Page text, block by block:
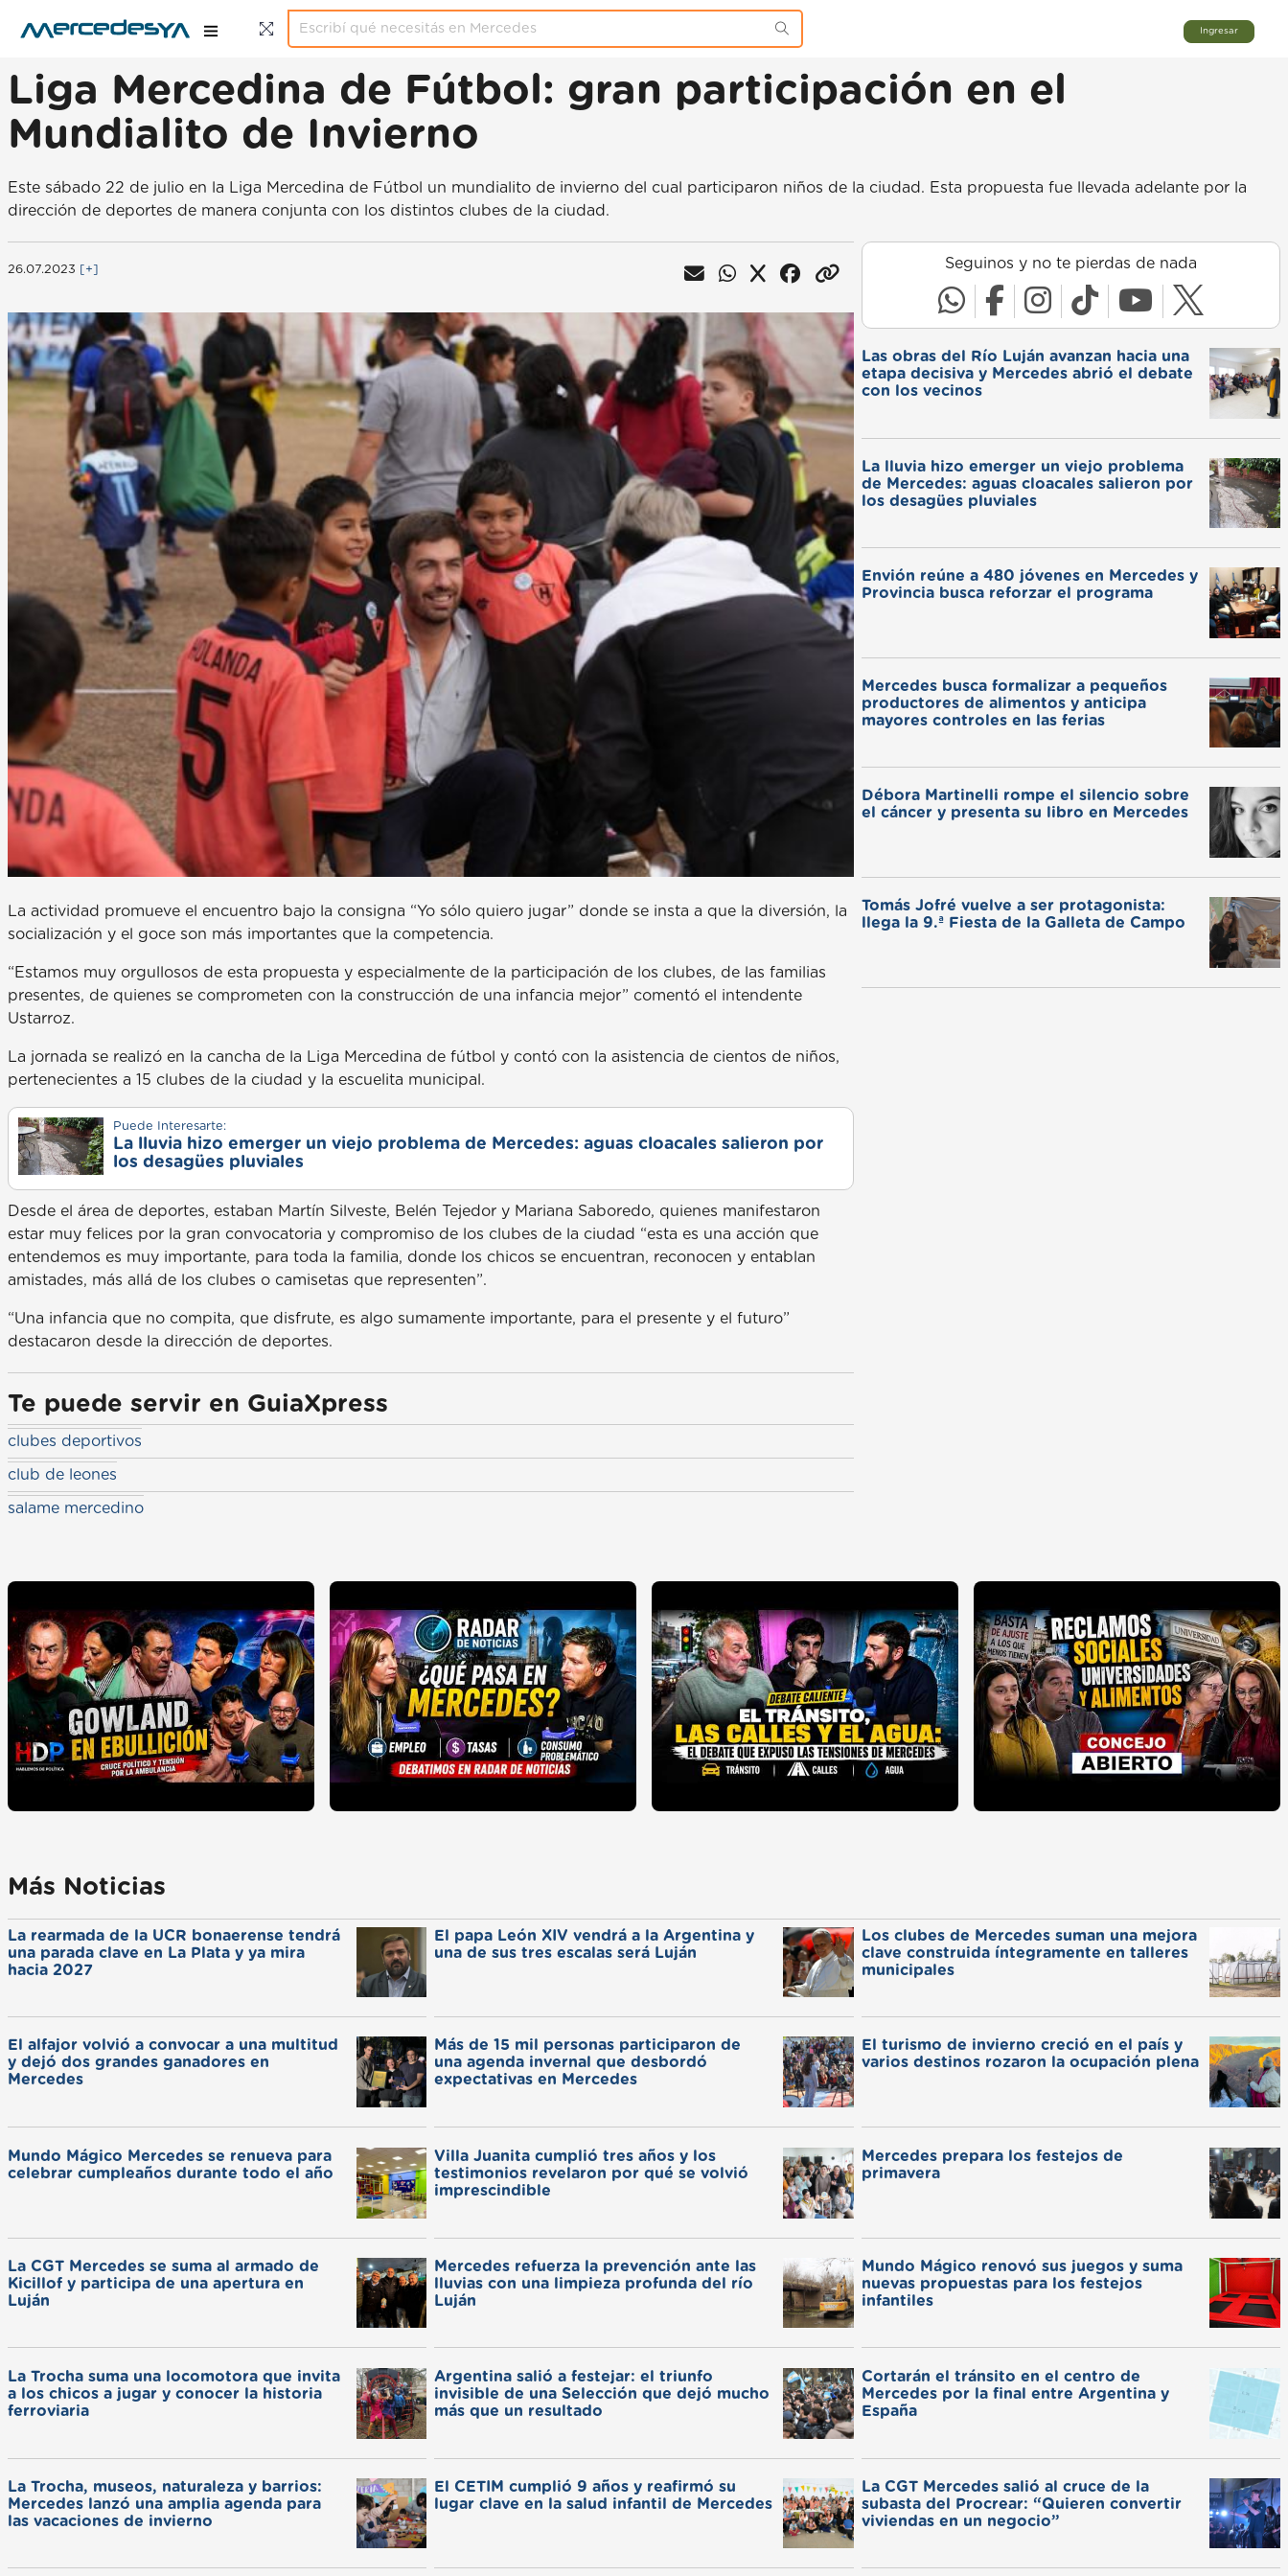
Ingresar
Liga Mercedina de Fútbol: gran participación en el
Mundialito de Invierno
Este sábado 22 de julio en la Liga Mercedina de Fútbol un mundialito de invierno del cual participaron niños de la ciudad. Esta propuesta fue llevada adelante por la
dirección de deportes de manera conjunta con los distintos clubes de la ciudad.
26.07.2023 [+]
La actividad promueve el encuentro bajo la consigna “Yo sólo quiero jugar” donde se insta a que la diversión, la
socialización y el goce son más importantes que la competencia.
“Estamos muy orgullosos de esta propuesta y especialmente de la participación de los clubes, de las familias
presentes, de quienes se comprometen con la construcción de una infancia mejor” comentó el intendente
Ustarroz.
La jornada se realizó en la cancha de la Liga Mercedina de fútbol y contó con la asistencia de cientos de niños,
pertenecientes a 15 clubes de la ciudad y la escuelita municipal.
Puede Interesarte:
La lluvia hizo emerger un viejo problema de Mercedes: aguas cloacales salieron por
los desagües pluviales
Desde el área de deportes, estaban Martín Silveste, Belén Tejedor y Mariana Saboredo, quienes manifestaron
estar muy felices por la gran convocatoria y compromiso de los clubes de la ciudad “esta es una acción que
entendemos es muy importante, para toda la familia, donde los chicos se encuentran, reconocen y entablan
amistades, más allá de los clubes o camisetas que representen”.
“Una infancia que no compita, que disfrute, es algo sumamente importante, para el presente y el futuro”
destacaron desde la dirección de deportes.
Te puede servir en GuiaXpress
clubes deportivos
club de leones
salame mercedino
Seguinos y no te pierdas de nada
Las obras del Río Luján avanzan hacia una
etapa decisiva y Mercedes abrió el debate
con los vecinos
La lluvia hizo emerger un viejo problema
de Mercedes: aguas cloacales salieron por
los desagües pluviales
Envión reúne a 480 jóvenes en Mercedes y
Provincia busca reforzar el programa
Mercedes busca formalizar a pequeños
productores de alimentos y anticipa
mayores controles en las ferias
Débora Martinelli rompe el silencio sobre
el cáncer y presenta su libro en Mercedes
Tomás Jofré vuelve a ser protagonista:
llega la 9.ª Fiesta de la Galleta de Campo
Más Noticias
La rearmada de la UCR bonaerense tendrá
una parada clave en La Plata y ya mira
hacia 2027
El papa León XIV vendrá a la Argentina y
una de sus tres escalas será Luján
Los clubes de Mercedes suman una mejora
clave construida íntegramente en talleres
municipales
El alfajor volvió a convocar a una multitud
y dejó dos grandes ganadores en
Mercedes
Más de 15 mil personas participaron de
una agenda invernal que desbordó
expectativas en Mercedes
El turismo de invierno creció en el país y
varios destinos rozaron la ocupación plena
Mundo Mágico Mercedes se renueva para
celebrar cumpleaños durante todo el año
Villa Juanita cumplió tres años y los
testimonios revelaron por qué se volvió
imprescindible
Mercedes prepara los festejos de
primavera
La CGT Mercedes se suma al armado de
Kicillof y participa de una apertura en
Luján
Mercedes refuerza la prevención ante las
lluvias con una limpieza profunda del río
Luján
Mundo Mágico renovó sus juegos y suma
nuevas propuestas para los festejos
infantiles
La Trocha suma una locomotora que invita
a los chicos a jugar y conocer la historia
ferroviaria
Argentina salió a festejar: el triunfo
invisible de una Selección que dejó mucho
más que un resultado
Cortarán el tránsito en el centro de
Mercedes por la final entre Argentina y
España
La Trocha, museos, naturaleza y barrios:
Mercedes lanzó una amplia agenda para
las vacaciones de invierno
El CETIM cumplió 9 años y reafirmó su
lugar clave en la salud infantil de Mercedes
La CGT Mercedes salió al cruce de la
subasta del Procrear: “Quieren convertir
viviendas en un negocio”